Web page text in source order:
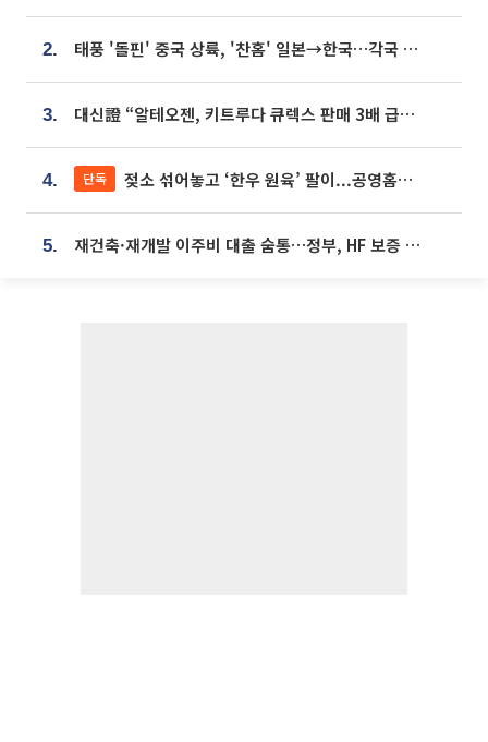
2. 태풍 '돌핀' 중국 상륙, '찬홈' 일본→한국…각국 기상청 예상 경로는?
3. 대신證 “알테오젠, 키트루다 큐렉스 판매 3배 급증…목표가 41만원 상향”
4. 단독 젖소 섞어놓고 ‘한우 원육’ 팔이...공영홈쇼핑 표기·검증 구멍
5. 재건축·재개발 이주비 대출 숨통…정부, HF 보증 신설 추진